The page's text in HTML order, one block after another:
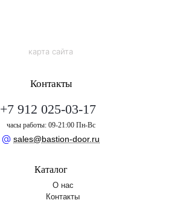
карта сайта
Контакты
+7 912 025-03-17
часы работы: 09-21:00 Пн-Вс
@ sales@bastion-door.ru
Каталог
О нас
Контакты